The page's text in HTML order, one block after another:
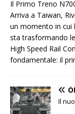
Il Primo Treno
Arriva a Taiwan,
un momento in cui
sta trasformando
High Speed ​​​​Rail
fondamentale: il
Il